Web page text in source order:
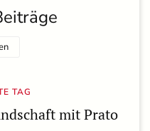
TAG
mit Prato